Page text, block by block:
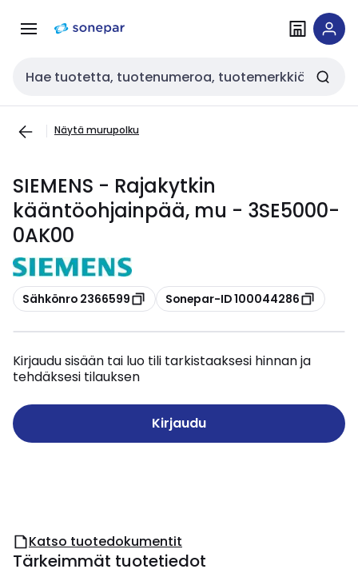
navigointiinsisältöön
Haku
Näytä murupolku
SIEMENS - Rajakytkin
kääntöohjainpää, mu - 3SE5000-
0AK00
Kopioi
Sähkönro 2366599 Kopioi
Sonepar-ID 100044286
Kirjaudu sisään tai luo tili tarkistaaksesi hinnan ja
tehdäksesi tilauksen
Kirjaudu
Katso tuotedokumentit
Tärkeimmät tuotetiedot